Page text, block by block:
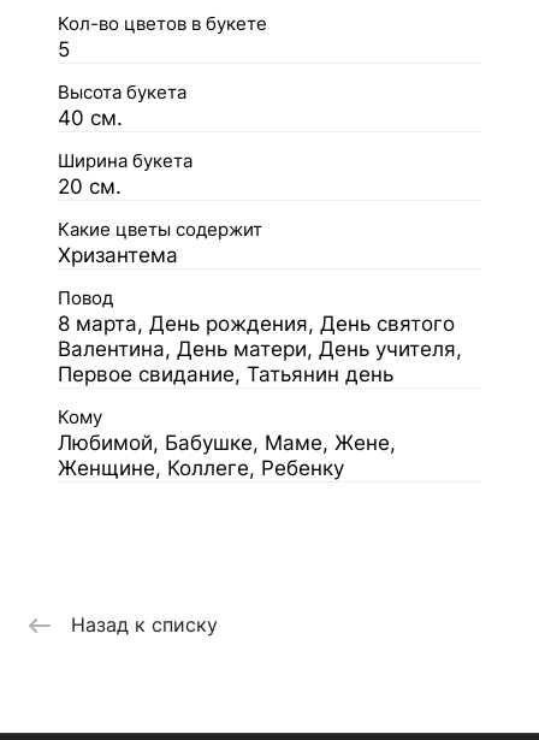
Кол-во цветов в букете
5
Высота букета
40 см.
Ширина букета
20 см.
Какие цветы содержит
Хризантема
Повод
8 марта, День рождения, День святого
Валентина, День матери, День учителя,
Первое свидание, Татьянин день
Кому
Любимой, Бабушке, Маме, Жене,
Женщине, Коллеге, Ребенку
Назад к списку